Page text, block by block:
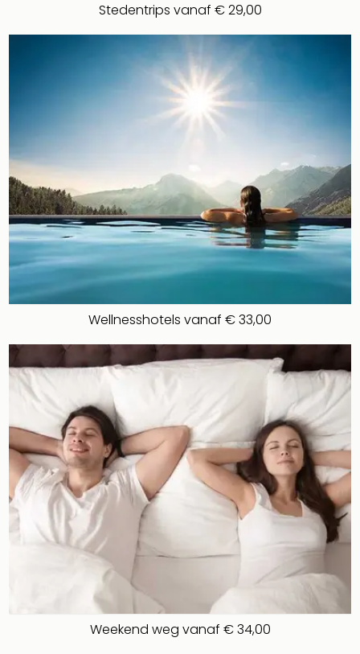
Stedentrips vanaf € 29,00
Wellnesshotels vanaf € 33,00
Weekend weg vanaf € 34,00